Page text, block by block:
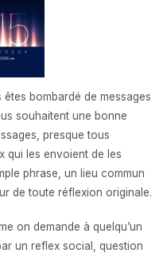
bombardé de messages
souhaitent une bonne
presque tous
qui les envoient de les
phrase, un lieu commun
de toute réflexion originale.
on demande à quelqu’un
un reflex social, question